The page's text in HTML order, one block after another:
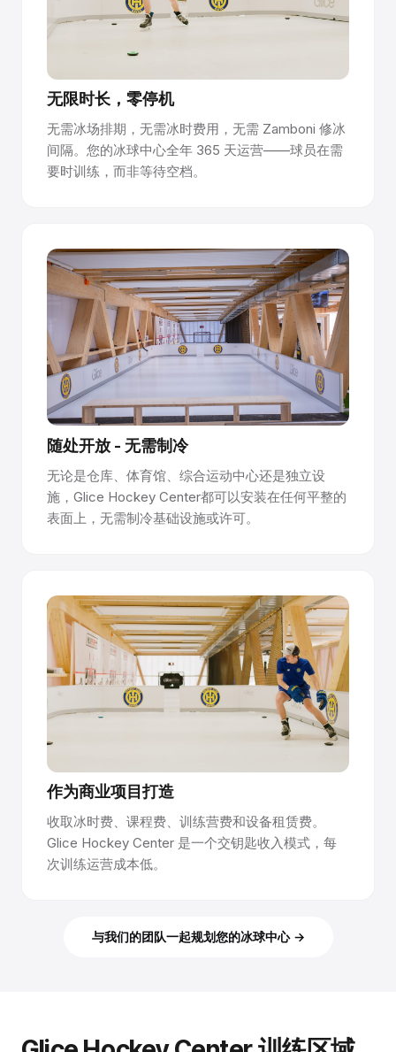
无限时长，零停机
无需冰场排期，无需冰时费用，无需 Zamboni 修冰
间隔。您的冰球中心全年 365 天运营——球员在需
要时训练，而非等待空档。
随处开放 - 无需制冷
无论是仓库、体育馆、综合运动中心还是独立设
施，Glice Hockey Center都可以安装在任何平整的
表面上，无需制冷基础设施或许可。
作为商业项目打造
收取冰时费、课程费、训练营费和设备租赁费。
Glice Hockey Center 是一个交钥匙收入模式，每
次训练运营成本低。
与我们的团队一起规划您的冰球中心 →